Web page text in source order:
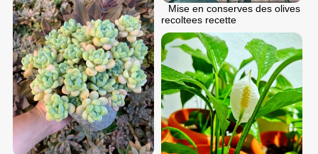
Mise en conserves des olives
recoltees recette